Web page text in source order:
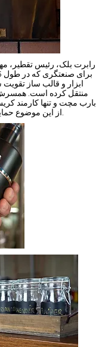
رابرت بلک، رئیس تقطیر،
ابزار و قالب ساز تقویت
بارب مچت و تنها کارمند
از این موضوع حمایت می کنند.